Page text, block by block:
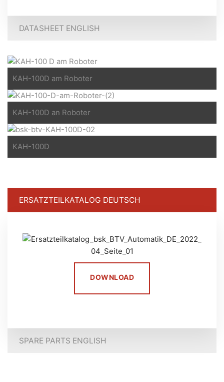
DATASHEET ENGLISH
KAH-100D am Roboter
KAH-100D an Roboter
KAH-100D
ERSATZTEILKATALOG DEUTSCH
DOWNLOAD
SPARE PARTS ENGLISH